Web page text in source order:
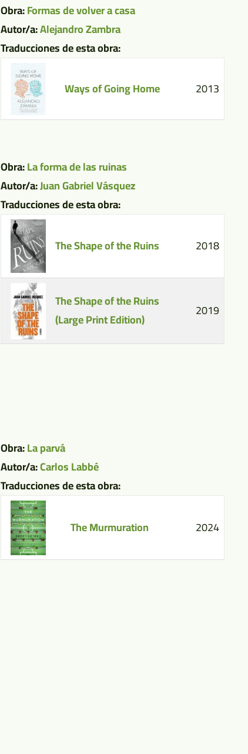
Obra:Formas de volver a casa
Autor/a:Alejandro Zambra
Traducciones de esta obra:
Ways of Going Home 2013
Obra:La forma de las ruinas
Autor/a:Juan Gabriel Vásquez
Traducciones de esta obra:
The Shape of the Ruins 2018
The Shape of the Ruins
(Large Print Edition)
2019
Obra:La parvá
Autor/a:Carlos Labbé
Traducciones de esta obra:
The Murmuration 2024